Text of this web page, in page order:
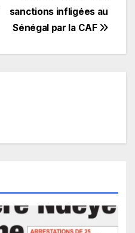
sanctions infligées au
Sénégal par la CAF